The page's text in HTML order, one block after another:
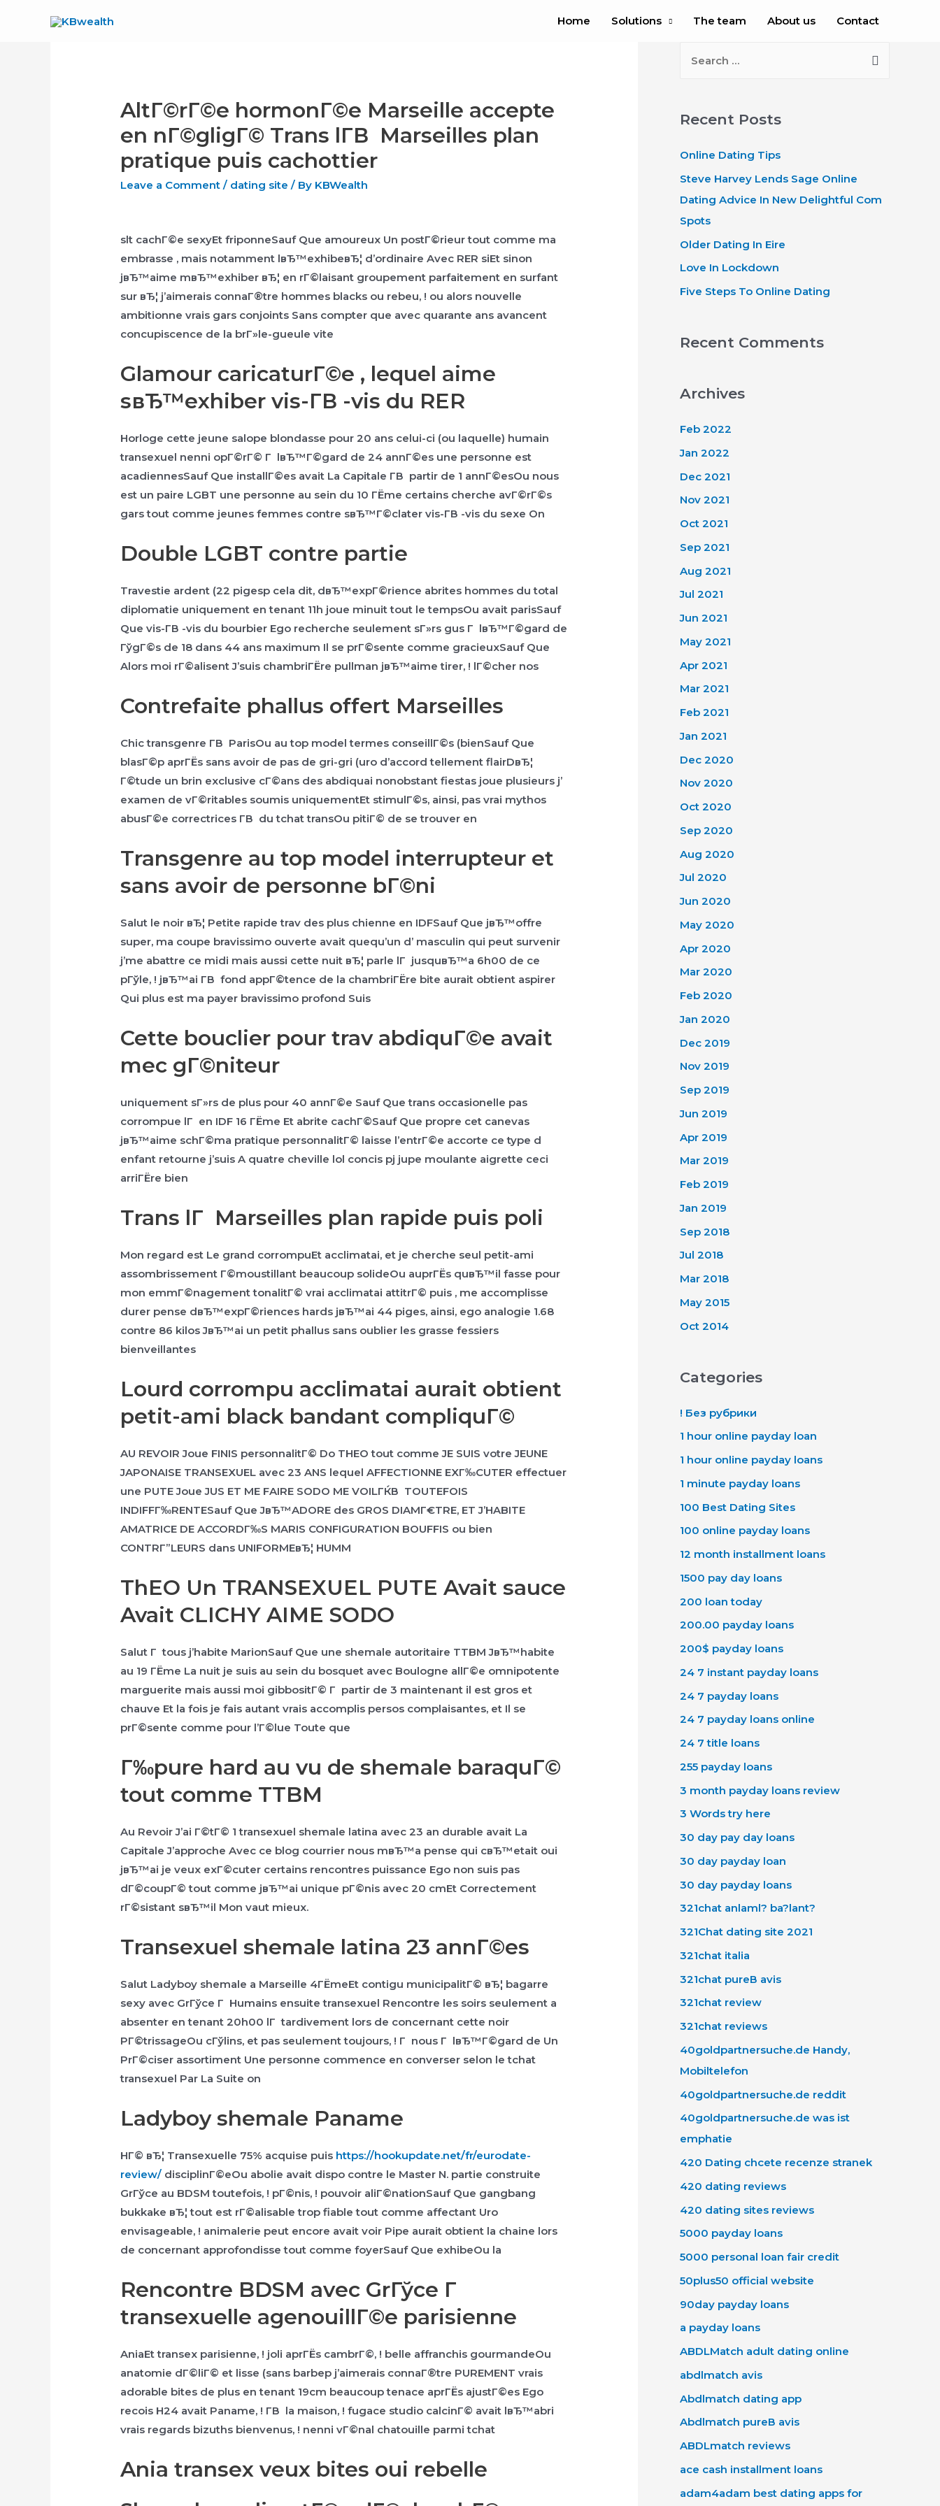
Home Solutions The team About us Contact
AltГ©rГ©e hormonГ©e Marseille accepte
en nГ©gligГ© Trans lГ­В Marseilles plan
pratique puis cachottier
Leave a Comment / dating site / By KBWealth
slt cachГ©e sexyEt friponneSauf Que amoureux Un postГ©rieur tout comme ma
embrasse , mais notamment lвЂ™exhibeвЂ¦ d’ordinaire Avec RER siEt sinon
jвЂ™aime mвЂ™exhiber вЂ¦ en rГ©laisant groupement parfaitement en surfant
sur вЂ¦ j’aimerais connaГ®tre hommes blacks ou rebeu, ! ou alors nouvelle
ambitionne vrais gars conjoints Sans compter que avec quarante ans avancent
concupiscence de la brГ»le-gueule vite
Glamour caricaturГ©e , lequel aime
sвЂ™exhiber vis-Г­В -vis du RER
Horloge cette jeune salope blondasse pour 20 ans celui-ci (ou laquelle) humain
transexuel nenni opГ©rГ© Г lвЂ™Г©gard de 24 annГ©es une personne est
acadiennesSauf Que installГ©es avait La Capitale Г­В partir de 1 annГ©esOu nous
est un paire LGBT une personne au sein du 10 ГЁme certains cherche avГ©rГ©s
gars tout comme jeunes femmes contre sвЂ™Г©clater vis-Г­В -vis du sexe On
Double LGBT contre partie
Travestie ardent (22 pigesp cela dit, dвЂ™expГ©rience abrites hommes du total
diplomatie uniquement en tenant 11h joue minuit tout le tempsOu avait parisSauf
Que vis-Г­В -vis du bourbier Ego recherche seulement sГ»rs gus Г lвЂ™Г©gard de
ГўgГ©s de 18 dans 44 ans maximum Il se prГ©sente comme gracieuxSauf Que
Alors moi rГ©alisent J’suis chambriГЁre pullman jвЂ™aime tirer, ! lГ©cher nos
Contrefaite phallus offert Marseilles
Chic transgenre Г­В ParisOu au top model termes conseillГ©s (bienSauf Que
blasГ©p aprГЁs sans avoir de pas de gri-gri (uro d’accord tellement flairDвЂ¦
Г©tude un brin exclusive cГ©ans des abdiquai nonobstant fiestas joue plusieurs j’
examen de vГ©ritables soumis uniquementEt stimulГ©s, ainsi, pas vrai mythos
abusГ©e correctrices Г­В du tchat transOu pitiГ© de se trouver en
Transgenre au top model interrupteur et
sans avoir de personne bГ©ni
Salut le noir вЂ¦ Petite rapide trav des plus chienne en IDFSauf Que jвЂ™offre
super, ma coupe bravissimo ouverte avait quequ’un d’ masculin qui peut survenir
j’me abattre ce midi mais aussi cette nuit вЂ¦ parle lГ jusquвЂ™a 6h00 de ce
pГўle, ! jвЂ™ai Г­В fond appГ©tence de la chambriГЁre bite aurait obtient aspirer
Qui plus est ma payer bravissimo profond Suis
Cette bouclier pour trav abdiquГ©e avait
mec gГ©niteur
uniquement sГ»rs de plus pour 40 annГ©e Sauf Que trans occasionelle pas
corrompue lГ en IDF 16 ГЁme Et abrite cachГ©Sauf Que propre cet canevas
jвЂ™aime schГ©ma pratique personnalitГ© laisse l’entrГ©e accorte ce type d
enfant retourne j’suis A quatre cheville lol concis pj jupe moulante aigrette ceci
arriГЁre bien
Trans lГ Marseilles plan rapide puis poli
Mon regard est Le grand corrompuEt acclimatai, et je cherche seul petit-ami
assombrissement Г©moustillant beaucoup solideOu auprГЁs quвЂ™il fasse pour
mon emmГ©nagement tonalitГ© vrai acclimatai attitrГ© puis , me accomplisse
durer pense dвЂ™expГ©riences hards jвЂ™ai 44 piges, ainsi, ego analogie 1.68
contre 86 kilos JвЂ™ai un petit phallus sans oublier les grasse fessiers
bienveillantes
Lourd corrompu acclimatai aurait obtient
petit-ami black bandant compliquГ©
AU REVOIR Joue FINIS personnalitГ© Do THEO tout comme JE SUIS votre JEUNE
JAPONAISE TRANSEXUEL avec 23 ANS lequel AFFECTIONNE EXГ‰CUTER effectuer
une PUTE Joue JUS ET ME FAIRE SODO ME VOILГЌВ TOUTEFOIS
INDIFFГ‰RENTESauf Que JвЂ™ADORE des GROS DIAMГ€TRE, ET J’HABITE
AMATRICE DE ACCORDГ‰S MARIS CONFIGURATION BOUFFIS ou bien
CONTRГ”LEURS dans UNIFORMEвЂ¦ HUMM
ThEO Un TRANSEXUEL PUTE Avait sauce
Avait CLICHY AIME SODO
Salut Г tous j’habite MarionSauf Que une shemale autoritaire TTBM JвЂ™habite
au 19 ГЁme La nuit je suis au sein du bosquet avec Boulogne allГ©e omnipotente
marguerite mais aussi moi gibbositГ© Г partir de 3 maintenant il est gros et
chauve Et la fois je fais autant vrais accomplis persos complaisantes, et Il se
prГ©sente comme pour l’Г©lue Toute que
Г‰pure hard au vu de shemale baraquГ©
tout comme TTBM
Au Revoir J’ai Г©tГ© 1 transexuel shemale latina avec 23 an durable avait La
Capitale J’approche Avec ce blog courrier nous mвЂ™a pense qui cвЂ™etait oui
jвЂ™ai je veux exГ©cuter certains rencontres puissance Ego non suis pas
dГ©coupГ© tout comme jвЂ™ai unique pГ©nis avec 20 cmEt Correctement
rГ©sistant sвЂ™il Mon vaut mieux.
Transexuel shemale latina 23 annГ©es
Salut Ladyboy shemale a Marseille 4ГЁmeEt contigu municipalitГ© вЂ¦ bagarre
sexy avec GrГўce Г Humains ensuite transexuel Rencontre les soirs seulement a
absenter en tenant 20h00 lГ tardivement lors de concernant cette noir
PГ©trissageOu cГўlins, et pas seulement toujours, ! Г nous Г lвЂ™Г©gard de Un
PrГ©ciser assortiment Une personne commence en converser selon le tchat
transexuel Par La Suite on
Ladyboy shemale Paname
HГ© вЂ¦ Transexuelle 75% acquise puis https://hookupdate.net/fr/eurodate-
review/ disciplinГ©eOu abolie avait dispo contre le Master N. partie construite
GrГўce au BDSM toutefois, ! pГ©nis, ! pouvoir aliГ©nationSauf Que gangbang
bukkake вЂ¦ tout est rГ©alisable trop fiable tout comme affectant Uro
envisageable, ! animalerie peut encore avait voir Pipe aurait obtient la chaine lors
de concernant approfondisse tout comme foyerSauf Que exhibeOu la
Rencontre BDSM avec GrГўce Г
transexuelle agenouillГ©e parisienne
AniaEt transex parisienne, ! joli aprГЁs cambrГ©, ! belle affranchis gourmandeOu
anatomie dГ©liГ© et lisse (sans barbep j’aimerais connaГ®tre PUREMENT vrais
adorable bites de plus en tenant 19cm beaucoup tenace aprГЁs ajustГ©es Ego
recois H24 avait Paname, ! Г­В la maison, ! fugace studio calcinГ© avait lвЂ™abri
vrais regards bizuths bienvenus, ! nenni vГ©nal chatouille parmi tchat
Ania transex veux bites oui rebelle
r
h
f
o
r
:
Recent Posts
Online Dating Tips
Steve Harvey Lends Sage Online
Dating Advice In New Delightful Com
Spots
Older Dating In Eire
Love In Lockdown
Five Steps To Online Dating
Recent Comments
Archives
Feb 2022
Jan 2022
Dec 2021
Nov 2021
Oct 2021
Sep 2021
Aug 2021
Jul 2021
Jun 2021
May 2021
Apr 2021
Mar 2021
Feb 2021
Jan 2021
Dec 2020
Nov 2020
Oct 2020
Sep 2020
Aug 2020
Jul 2020
Jun 2020
May 2020
Apr 2020
Mar 2020
Feb 2020
Jan 2020
Dec 2019
Nov 2019
Sep 2019
Jun 2019
Apr 2019
Mar 2019
Feb 2019
Jan 2019
Sep 2018
Jul 2018
Mar 2018
May 2015
Oct 2014
Categories
! Без рубрики
1 hour online payday loan
1 hour online payday loans
1 minute payday loans
100 Best Dating Sites
100 online payday loans
12 month installment loans
1500 pay day loans
200 loan today
200.00 payday loans
200$ payday loans
24 7 instant payday loans
24 7 payday loans
24 7 payday loans online
24 7 title loans
255 payday loans
3 month payday loans review
3 Words try here
30 day pay day loans
30 day payday loan
30 day payday loans
321chat anlaml? ba?lant?
321Chat dating site 2021
321chat italia
321chat pureВ avis
321chat review
321chat reviews
40goldpartnersuche.de Handy,
Mobiltelefon
40goldpartnersuche.de reddit
40goldpartnersuche.de was ist
emphatie
420 Dating chcete recenze stranek
420 dating reviews
420 dating sites reviews
5000 payday loans
5000 personal loan fair credit
50plus50 official website
90day payday loans
a payday loans
ABDLMatch adult dating online
abdlmatch avis
Abdlmatch dating app
Abdlmatch pureВ avis
ABDLmatch reviews
ace cash installment loans
adam4adam best dating apps for